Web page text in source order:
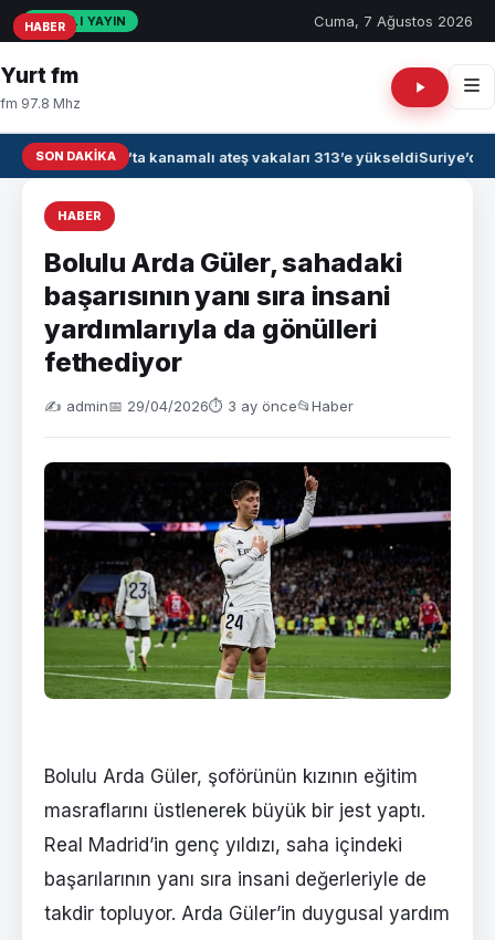
CANLI YAYIN Cuma, 7 Ağustos 2026
Yurt fm
fm 97.8 Mhz
SON DAKIKAIrak’ta kanamalı ateş vakaları 313’e yükseldiSuriye’de
HABER
Bolulu Arda Güler, sahadaki
başarısının yanı sıra insani
yardımlarıyla da gönülleri
fethediyor
✍️ admin📅 29/04/2026⏱ 3 ay önce📂Haber
Bolulu Arda Güler, şoförünün kızının eğitim
masraflarını üstlenerek büyük bir jest yaptı.
Real Madrid’in genç yıldızı, saha içindeki
başarılarının yanı sıra insani değerleriyle de
takdir topluyor. Arda Güler’in duygusal yardım
HABER
HABER
HABER